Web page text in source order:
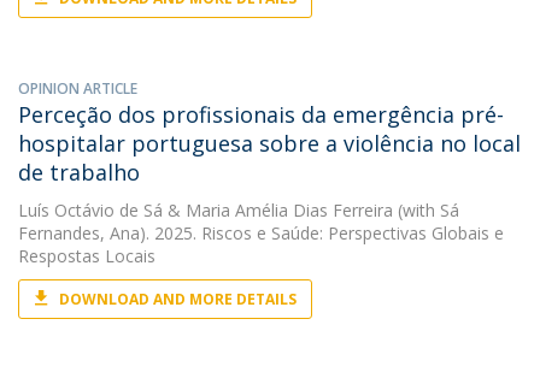
OPINION ARTICLE
Perceção dos profissionais da emergência pré-
hospitalar portuguesa sobre a violência no local
de trabalho
Luís Octávio de Sá & Maria Amélia Dias Ferreira (with Sá
Fernandes, Ana). 2025. Riscos e Saúde: Perspectivas Globais e
Respostas Locais
DOWNLOAD AND MORE DETAILS